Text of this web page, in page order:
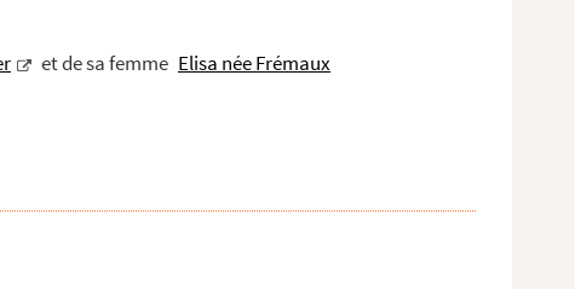
47 ; CHE 13690-49 ; CHE 13690-52 ; CHE 13690-58 à CHE 13690-61 ;
de Corbigny
et de sa femme Elisa née Frémaux